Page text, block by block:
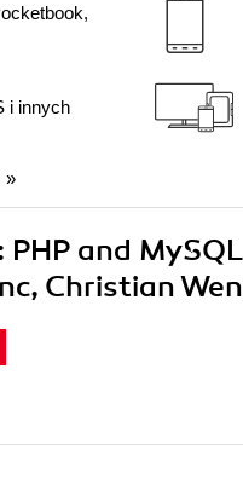
i innych
»
and
Christian